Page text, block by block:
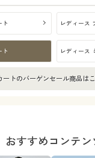
ト レディース
ト レディース
ートのバーゲンセール商品は
おすすめコンテン